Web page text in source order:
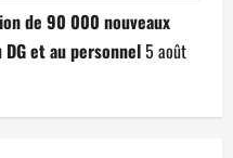
de 90 000 nouveaux
et au personnel5 août